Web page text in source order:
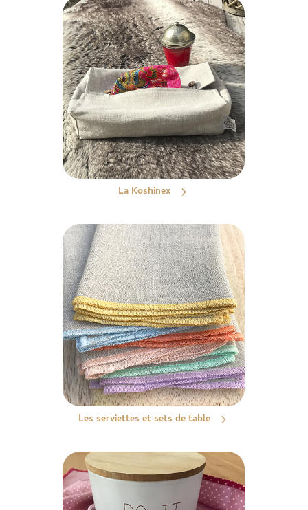
La Koshinex
Les serviettes et sets de table